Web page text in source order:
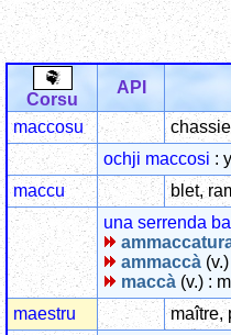
Corsu
API
maccosu
ochji maccosi :
maccu
blet,
una serrenda
ammaccà
maccà (v.) :
maestru
maître,